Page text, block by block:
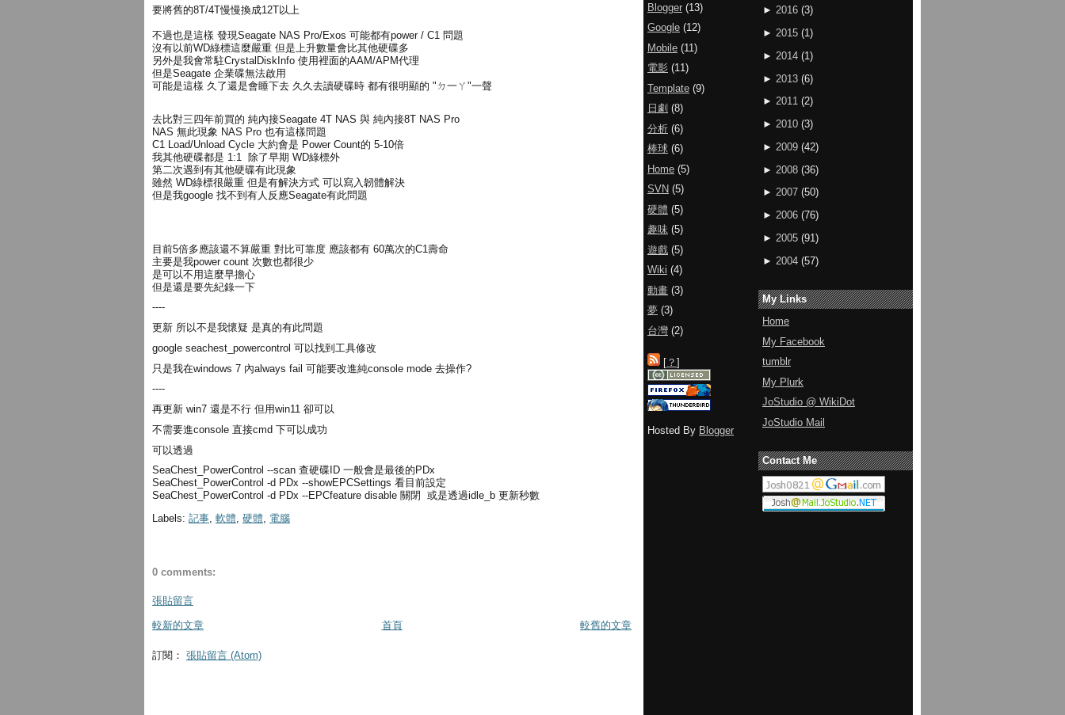
要將舊的8T/4T慢慢換成12T以上
不過也是這樣 發現Seagate NAS Pro/Exos 可能都有power / C1 問題
沒有以前WD綠標這麼嚴重 但是上升數量會比其他硬碟多
另外是我會常駐CrystalDiskInfo 使用裡面的AAM/APM代理
但是Seagate 企業碟無法啟用
可能是這樣 久了還是會睡下去 久久去讀硬碟時 都有很明顯的 "ㄉ一ㄚ"一聲
去比對三四年前買的 純內接Seagate 4T NAS 與 純內接8T NAS Pro
NAS 無此現象 NAS Pro 也有這樣問題
C1 Load/Unload Cycle 大約會是 Power Count的 5-10倍
我其他硬碟都是 1:1 除了早期 WD綠標外
第二次遇到有其他硬碟有此現象
雖然 WD綠標很嚴重 但是有解決方式 可以寫入韌體解決
但是我google 找不到有人反應Seagate有此問題
目前5倍多應該還不算嚴重 對比可靠度 應該都有 60萬次的C1壽命
主要是我power count 次數也都很少
是可以不用這麼早擔心
但是還是要先紀錄一下
----
更新 所以不是我懷疑 是真的有此問題
google seachest_powercontrol 可以找到工具修改
只是我在windows 7 內always fail 可能要改進純console mode 去操作?
----
再更新 win7 還是不行 但用win11 卻可以
不需要進console 直接cmd 下可以成功
可以透過
SeaChest_PowerControl --scan 查硬碟ID 一般會是最後的PDx
SeaChest_PowerControl -d PDx --showEPCSettings 看目前設定
SeaChest_PowerControl -d PDx --EPCfeature disable 關閉 或是透過idle_b 更新秒數
Labels: 記事, 軟體, 硬體, 電腦
0 comments:
張貼留言
較新的文章 較舊的文章
首頁
訂閱： 張貼留言 (Atom)
► 2016 (3)
► 2015 (1)
► 2014 (1 )
► 2013 (6)
► 2011 (2)
► 2010 (3)
► 2009 (42)
► 2008 (36)
► 2007 (50)
► 2006 (76)
► 2005 (91 )
► 2004 (57)
My Links
Home
My Facebook
tumblr
My Plurk
JoStudio @ WikiDot
JoStudio Mail
Contact Me
Blogger (13)
Google (12)
Mobile (11)
電影 (11)
Template (9)
日劇 (8)
分析 (6)
棒球 (6)
Home (5)
SVN (5)
硬體 (5)
趣味 (5)
遊戲 (5)
Wiki (4)
動畫 (3)
夢 (3)
台灣 (2)
[ ？ ]
Hosted By Blogger